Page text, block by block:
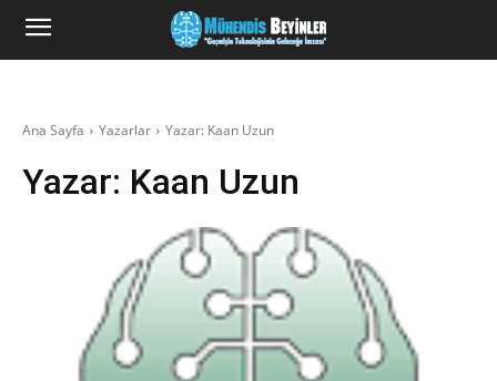
Ana Sayfa Yazarlar Yazar: Kaan Uzun
Yazar: Kaan Uzun